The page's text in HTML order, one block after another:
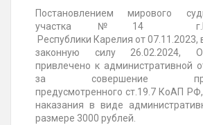
Постановлением мирового
участка №14 г
Республики Карелия от
законную силу 26.02.2024,
привлечено к административной
за совершение
предусмотренного ст.19.7 КоАП
наказания в виде
размере 3000 рублей.